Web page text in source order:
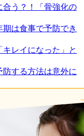
合う？！「骨強化の
期は食事で予防でき
レイになった」と
防する方法は意外に